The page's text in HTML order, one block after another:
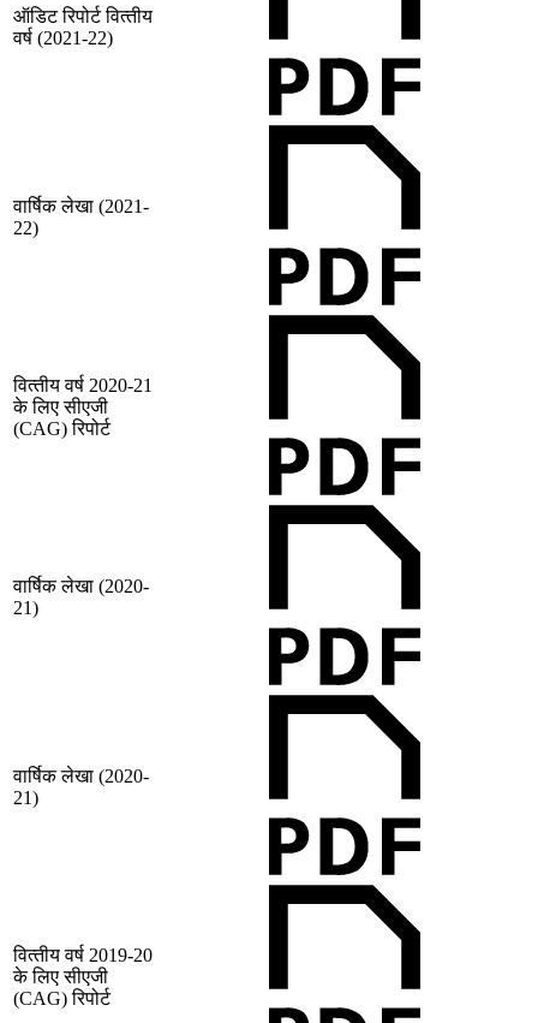
ऑडिट रिपोर्ट वित्‍तीय
वर्ष (2021-22)
वार्षिक लेखा (2021-
22)
वित्‍तीय वर्ष 2020-21
के लिए सीएजी
(CAG) रिपोर्ट
वार्षिक लेखा (2020-
21)
वार्षिक लेखा (2020-
21)
वित्‍तीय वर्ष 2019-20
के लिए सीएजी
(CAG) रिपोर्ट